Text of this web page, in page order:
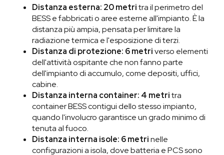
Distanza esterna: 20 metritra il perimetro del
BESS e fabbricati o aree esterne all'impianto. È la
distanza più ampia, pensata per limitare la
radiazione termica e l'esposizione di terzi.
Distanza di protezione: 6 metriverso elementi
dell'attività ospitante che non fanno parte
dell'impianto di accumulo, come depositi, uffici,
cabine.
Distanza interna container: 4 metritra
container BESS contigui dello stesso impianto,
quando l'involucro garantisce un grado minimo di
tenuta al fuoco.
Distanza interna isole: 6 metrinelle
configurazioni a isola, dove batteria e PCS sono